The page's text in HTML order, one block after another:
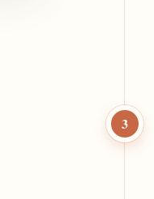
3